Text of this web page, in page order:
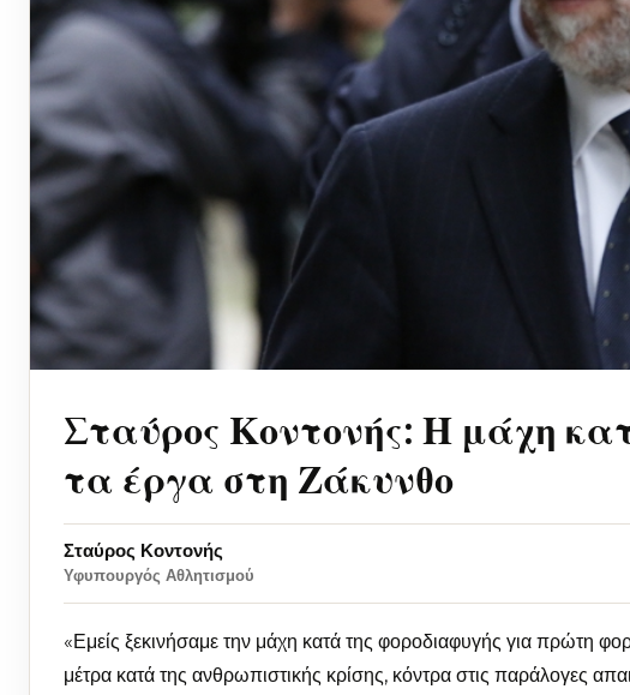
Σταύρος Κοντονής: Η μάχη
τα έργα στη Ζάκυνθο
Σταύρος Κοντονής
Υφυπουργός Αθλητισμού
«Εμείς ξεκινήσαμε την μάχη κατά της φοροδιαφυγής για πρώτη
μέτρα κατά της ανθρωπιστικής κρίσης, κόντρα στις παράλογες